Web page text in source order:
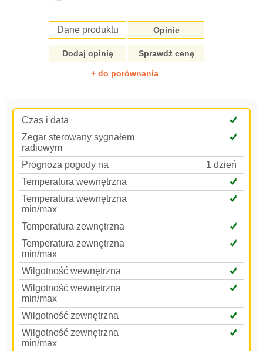
Dane produktu Opinie
Dodaj opinię Sprawdź cenę
+ do porównania
Czas i data
Zegar sterowany sygnałem
radiowym
Prognoza pogody na
1 dzień
Temperatura wewnętrzna
Temperatura wewnętrzna
min/max
Temperatura zewnętrzna
Temperatura zewnętrzna
min/max
Wilgotność wewnętrzna
Wilgotność wewnętrzna
min/max
Wilgotność zewnętrzna
Wilgotność zewnętrzna
min/max